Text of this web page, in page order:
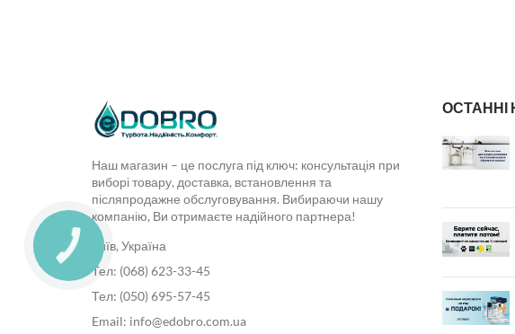
Наш магазин – це послуга під ключ: консультація при
виборі товару, доставка, встановлення та
післяпродажне обслуговування. Вибираючи нашу
компанію, Ви отримаєте надійного партнера!
Київ, Україна
Тел: (068) 623-33-45
Тел: (050) 695-57-45
Email: info@edobro.com.ua
ОСТАННІ